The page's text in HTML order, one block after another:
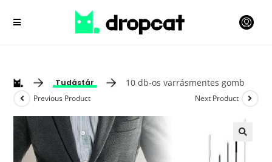
Tudástár 10 db-os varrásmentes gomb
Previous Product Next Product